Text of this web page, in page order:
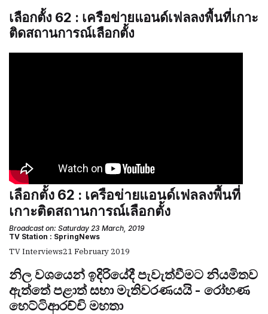
เลือกตั้ง 62 : เครือข่ายแอนด์เฟลลงพื้นที่เกาะ
ติดสถานการณ์เลือกตั้ง
เลือกตั้ง 62 : เครือข่ายแอนด์เฟลลงพื้นที่
เกาะติดสถานการณ์เลือกตั้ง
Broadcast on: Saturday 23 March, 2019
TV Station : SpringNews
TV Interviews21 February 2019
නිල වශයෙන් ඉදිරියේදී පැවැත්වීමට නියමිතව
ඇත්තේ පළාත් සභා මැතිවරණයයි - රෝහණ
හෙට්ටිආරච්චි මහතා